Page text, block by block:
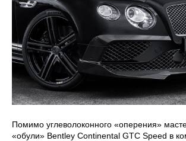
Помимо углеволоконного «оперения»
«обули» Bentley Continental GTC Speed в